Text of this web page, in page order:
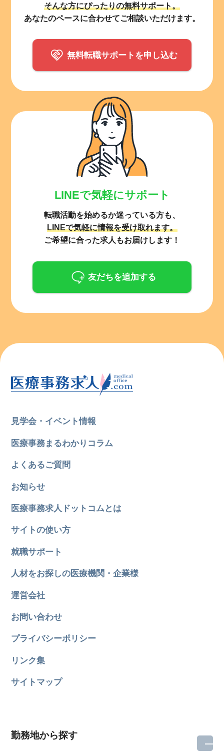
そんな方にぴったりの無料サポート。
あなたのペースに合わせてご相談いただけます。
無料転職サポートを申し込む
LINEで気軽にサポート
転職活動を始めるか迷っている方も、
LINEで気軽に情報を受け取れます。
ご希望に合った求人もお届けします！
友だちを追加する
見学会・イベント情報
医療事務まるわかりコラム
よくあるご質問
お知らせ
医療事務求人ドットコムとは
サイトの使い方
就職サポート
人材をお探しの医療機関・企業様
運営会社
お問い合わせ
プライバシーポリシー
リンク集
サイトマップ
勤務地から探す